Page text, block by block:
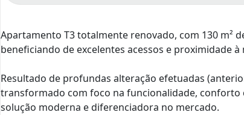
Apartamento T3 totalmente renovado, com 130 m²
beneficiando de excelentes acessos e proximidade
Resultado de profundas alteração efetuadas
transformado com foco na funcionalidade, conforto
solução moderna e diferenciadora no mercado.